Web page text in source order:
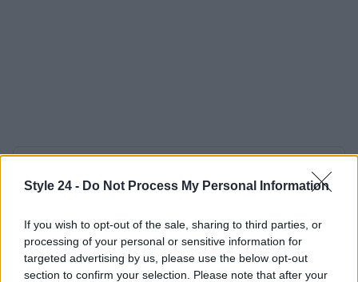
Style 24 - Do Not Process My Personal Information
If you wish to opt-out of the sale, sharing to third parties, or
processing of your personal or sensitive information for
targeted advertising by us, please use the below opt-out
section to confirm your selection. Please note that after your
Staff